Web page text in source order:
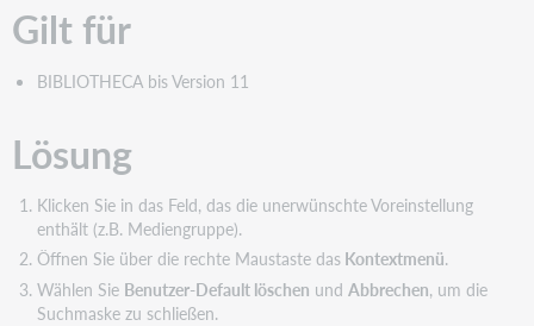
Gilt für
BIBLIOTHECA bis Version 11
Lösung
Klicken Sie in das Feld, das die unerwünschte Voreinstellung
enthält (z.B. Mediengruppe).
Öffnen Sie über die rechte Maustaste dasKontextmenü.
Wählen Sie Benutzer-Default löschen und Abbrechen, um die
Suchmaske zu schließen.